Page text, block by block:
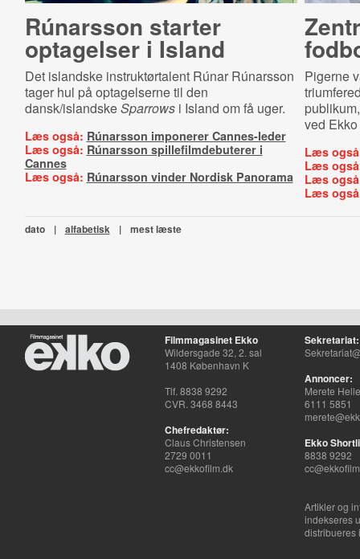
Rúnarsson starter
optagelser i Island
Det islandske instruktørtalent Rúnar Rúnarsson
tager hul på optagelserne til den
dansk/islandskeSparrows i Island om få uger.
Læs også: Rúnarsson imponerer Cannes-leder
Læs også: Rúnarsson spillefilmdebuterer i
Cannes
Læs også: Rúnarsson vinder Nordisk Panorama
Pigerne
ved
Læs
Læs
Læs
Læs
dato | alfabetisk | mest læste
Filmmagasinet Ekko
Wildersgade 32, 2. sal
1408 København K
Tlf. 8838 9292
CVR. 3468 8443
Chefredaktør:
Claus Christensen
2729 0011
cc@ekkofilm.dk
Sekretariat:
Annoncer:
Merete
6111 5851
Ekko
8838 9292
Artikler og
indekseres
distribueres